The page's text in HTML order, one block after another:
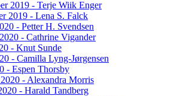
2019 - Terje Wiik Enger
2019 - Lena S. Falck
- Petter H. Svendsen
- Cathrine Vigander
- Knut Sunde
- Camilla Lyng-Jørgensen
- Espen Thorsby
- Alexandra Morris
- Harald Tandberg